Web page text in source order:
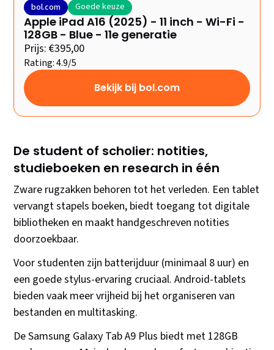
bol.com Goede keuze
Apple iPad A16 (2025) - 11 inch - Wi-Fi -
128GB - Blue - 11e generatie
Prijs: €395,00
Rating: 4.9/5
Bekijk bij bol.com
De student of scholier: notities,
studieboeken en research in één
Zware rugzakken behoren tot het verleden. Een tablet
vervangt stapels boeken, biedt toegang tot digitale
bibliotheken en maakt handgeschreven notities
doorzoekbaar.
Voor studenten zijn batterijduur (minimaal 8 uur) en
een goede stylus-ervaring cruciaal. Android-tablets
bieden vaak meer vrijheid bij het organiseren van
bestanden en multitasking.
De Samsung Galaxy Tab A9 Plus biedt met 128GB